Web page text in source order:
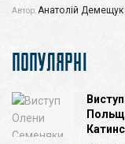
Автор: Анатолій Демещук
ПОПУЛЯРНІ